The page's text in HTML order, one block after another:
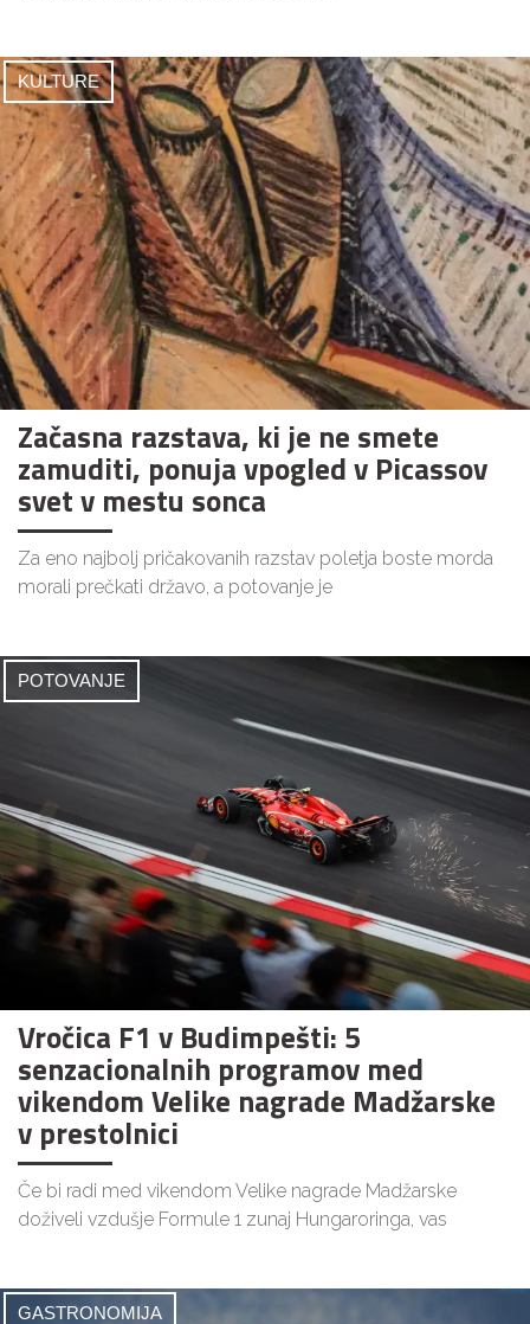
KULTURE
Začasna razstava, ki je ne smete
zamuditi, ponuja vpogled v Picassov
svet v mestu sonca
Za eno najbolj pričakovanih razstav poletja boste morda
morali prečkati državo, a potovanje je
POTOVANJE
Vročica F1 v Budimpešti: 5
senzacionalnih programov med
vikendom Velike nagrade Madžarske
v prestolnici
Če bi radi med vikendom Velike nagrade Madžarske
doživeli vzdušje Formule 1 zunaj Hungaroringa, vas
GASTRONOMIJA